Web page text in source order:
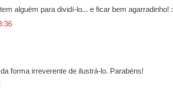
alguém para dividí-lo... e ficar bem agarradinho!
forma irreverente de ilustrá-lo. Parabéns!